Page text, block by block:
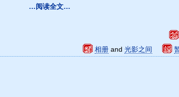
…阅读全文…
相册 and 光影之间